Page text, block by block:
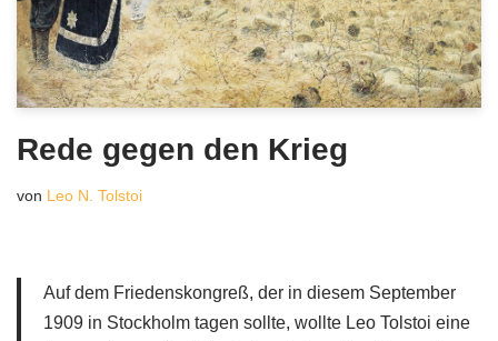
Rede gegen den Krieg
von Leo N. Tolstoi
Auf dem Friedenskongreß, der in diesem September
1909 in Stockholm tagen sollte, wollte Leo Tolstoi eine